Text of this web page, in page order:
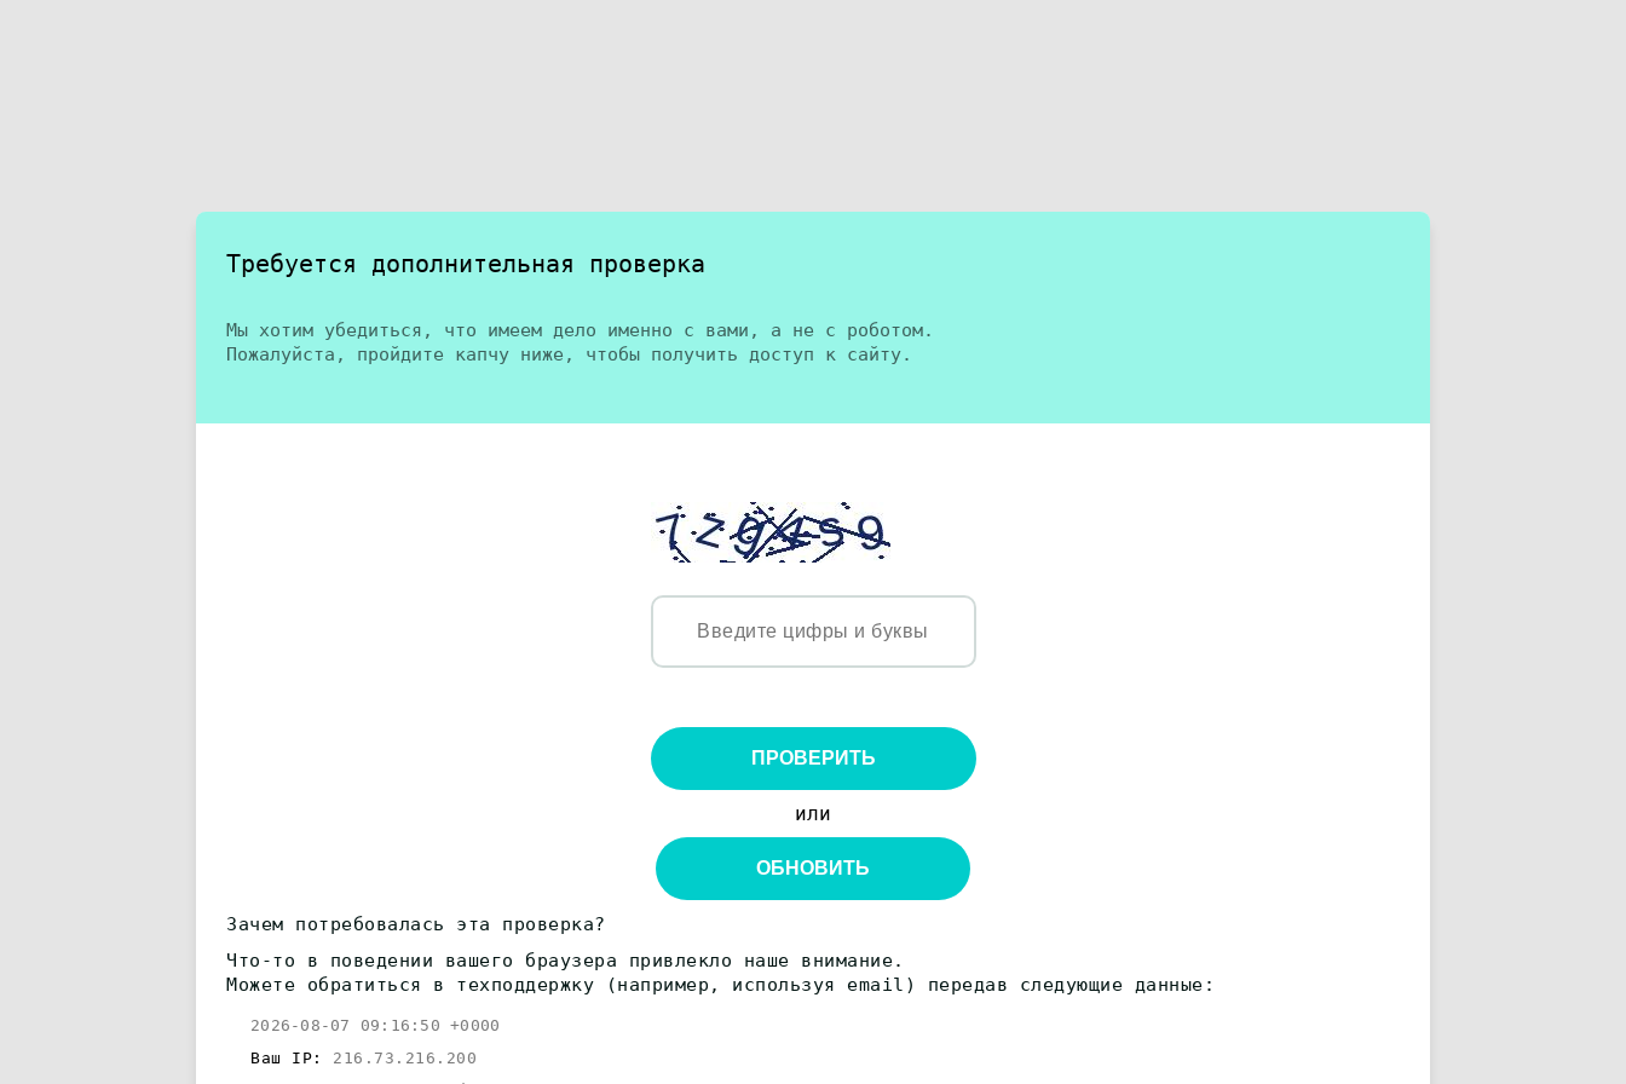
Требуется дополнительная проверка
Мы хотим убедиться, что имеем дело именно с вами, а не с роботом.
Пожалуйста, пройдите капчу ниже, чтобы получить доступ к сайту.
ПРОВЕРИТЬ
или
ОБНОВИТЬ
Зачем потребовалась эта проверка?
Что-то в поведении вашего браузера привлекло наше внимание.
Можете обратиться в техподдержку (например, используя email) передав следующие данные:
2026-08-07 09:16:50 +0000
Ваш IP: 216.73.216.200